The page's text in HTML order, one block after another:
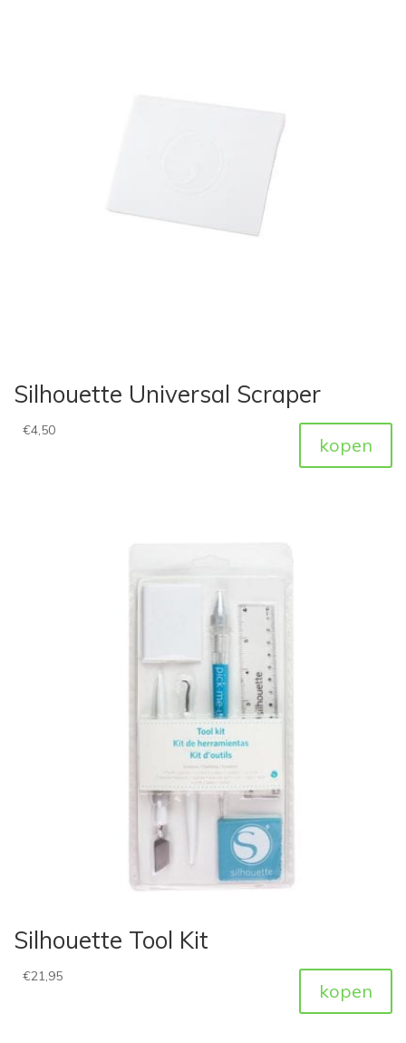
Silhouette Universal Scraper
€4,50
kopen
Silhouette Tool Kit
€21,95
kopen